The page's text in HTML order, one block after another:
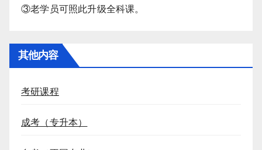
③老学员可照此升级全科课。
其他内容
考研课程
成考（专升本）